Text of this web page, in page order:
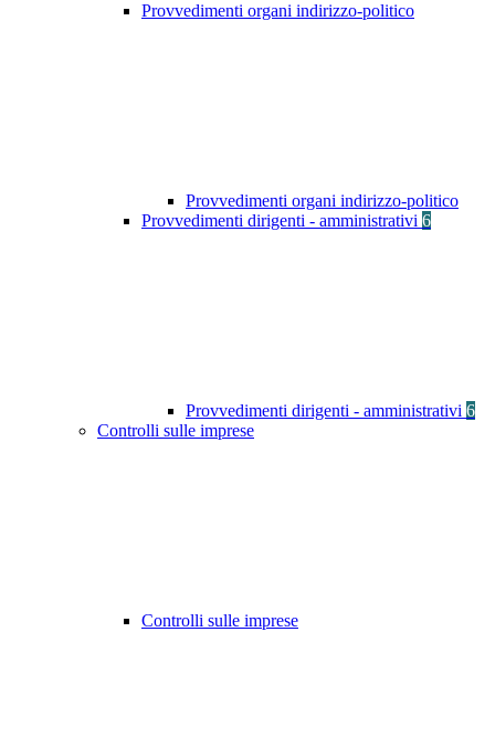
Provvedimenti organi indirizzo-politico
Provvedimenti organi indirizzo-politico
Provvedimenti dirigenti - amministrativi 6
Provvedimenti dirigenti - amministrativi 6
Controlli sulle imprese
Controlli sulle imprese